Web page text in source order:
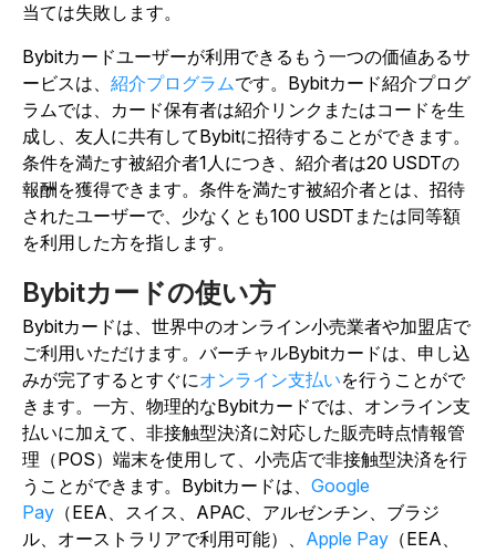
当ては失敗します。
Bybitカードユーザーが利用できるもう一つの価値あるサ
ービスは、 紹介プログラムです。Bybitカード紹介プログ
ラムでは、カード保有者は紹介リンクまたはコードを生
成し、友人に共有してBybitに招待することができます。
条件を満たす被紹介者1人につき、紹介者は20 USDTの
報酬を獲得できます。条件を満たす被紹介者とは、招待
されたユーザーで、少なくとも100 USDTまたは同等額
を利用した方を指します。
Bybitカードの使い方
Bybitカードは、世界中のオンライン小売業者や加盟店で
ご利用いただけます。バーチャルBybitカードは、申し込
みが完了するとすぐにオンライン支払いを行うことがで
きます。一方、物理的なBybitカードでは、オンライン支
払いに加えて、非接触型決済に対応した販売時点情報管
理（POS）端末を使用して、小売店で非接触型決済を行
うことができます。Bybitカードは、 Google
Pay （EEA、スイス、APAC、アルゼンチン、ブラジ
ル、オーストラリアで利用可能）、 Apple Pay （EEA、